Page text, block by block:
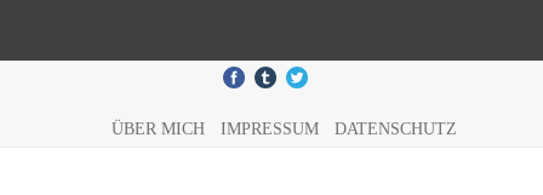
ÜBER MICH IMPRESSUM DATENSCHUTZ